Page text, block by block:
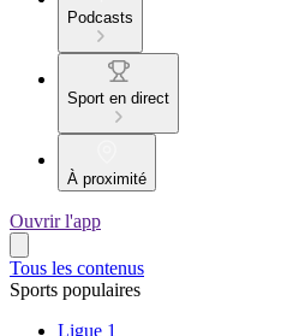
Podcasts
Sport en direct
À proximité
Ouvrir l'app
Tous les contenus
Sports populaires
Ligue 1